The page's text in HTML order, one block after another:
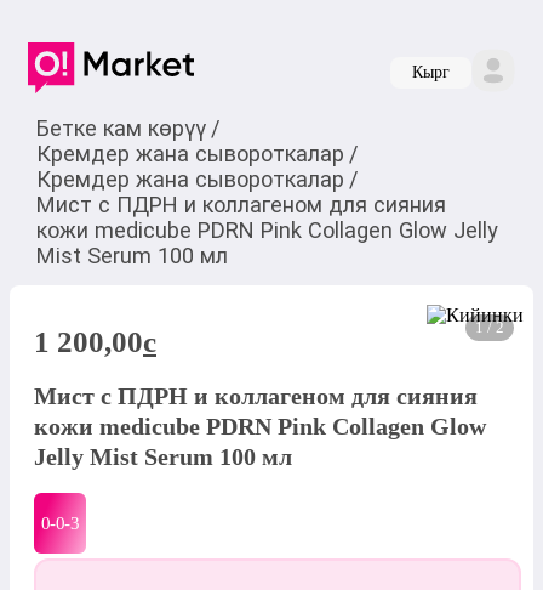
Кырг
Бетке кам көрүү /
Кремдер жана сывороткалар /
Кремдер жана сывороткалар /
Мист с ПДРН и коллагеном для сияния
кожи medicube PDRN Pink Collagen Glow Jelly
Mist Serum 100 мл
1 / 2
1 200,00c
Мист с ПДРН и коллагеном для сияния
кожи medicube PDRN Pink Collagen Glow
Jelly Mist Serum 100 мл
0-0-3